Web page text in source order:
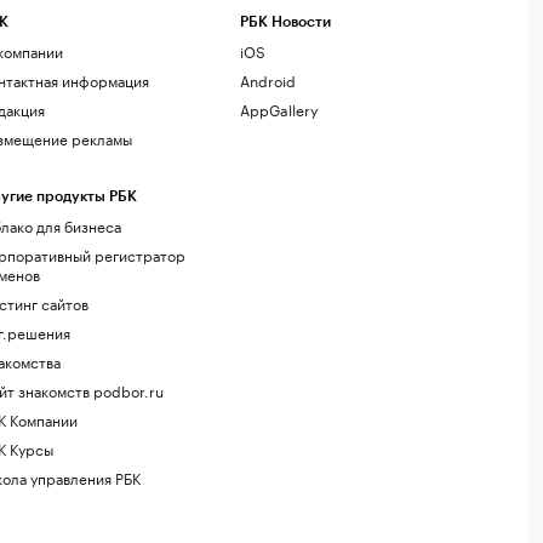
информация
рекламы
продукты РБК
для бизнеса
регистратор
сайтов
знакомств podbor.ru
Компании
Курсы
управления РБК
РБК Новости
iOS
Android
AppGallery